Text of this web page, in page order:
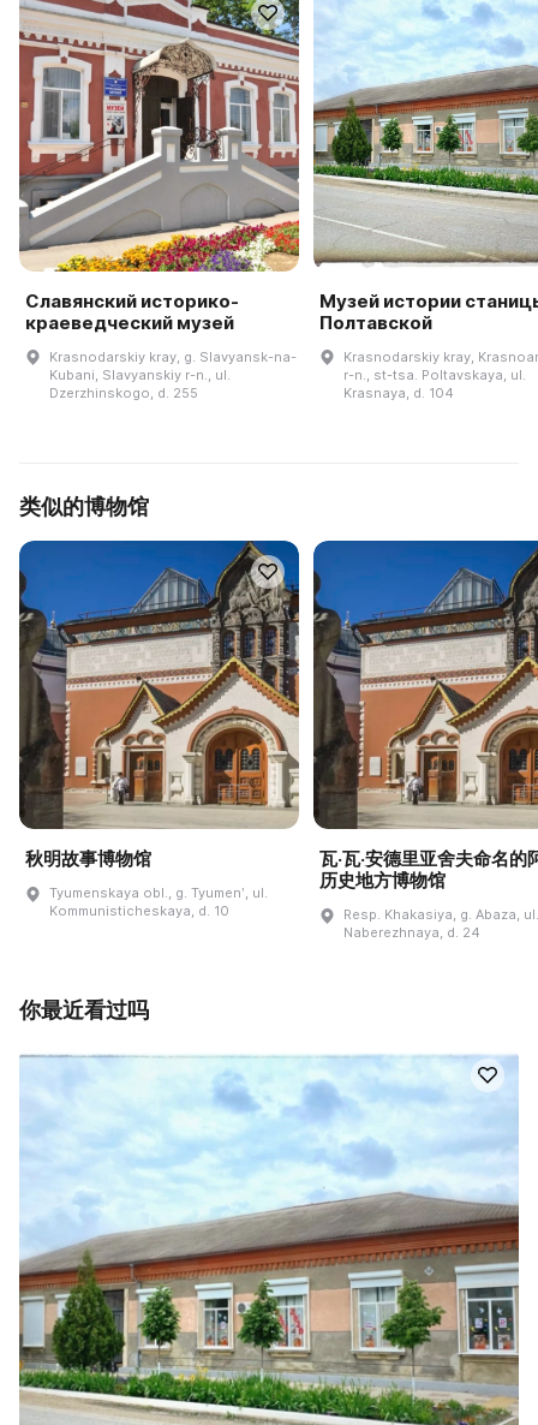
Славянский историко-
краеведческий музей
Krasnodarskiy kray, g. Slavyansk-na-
Kubani, Slavyanskiy r-n., ul.
Dzerzhinskogo, d. 255
Музей истории
Полтавской
Krasnodarskiy kray,
r-n., st-tsa. Poltavskaya, ul.
Krasnaya, d. 104
类似的博物馆
秋明故事博物馆
Tyumenskaya obl., g. Tyumenʹ, ul.
Kommunisticheskaya, d. 10
瓦·瓦·安德里亚舍夫命名的
历史地方博物馆
Resp. Khakasiya, g. Abaza, ul.
Naberezhnaya, d. 24
你最近看过吗